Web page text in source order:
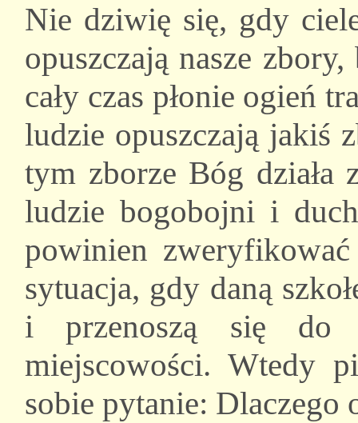
Nie dziwię się, gdy
opuszczają nasze
cały czas płonie ogień
ludzie opuszczają jakiś
tym zborze Bóg działa
ludzie bogobojni i
powinien
sytuacja, gdy daną
i przenoszą się do
miejscowości. Wtedy
sobie pytanie: Dlaczego